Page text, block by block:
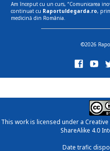
Am început cu un curs, “Comunicarea
continuat cu Raportuldegarda.ro,
medicină din România.
©2026
This work is licensed under a
ShareAlike 4.0
Date trafic